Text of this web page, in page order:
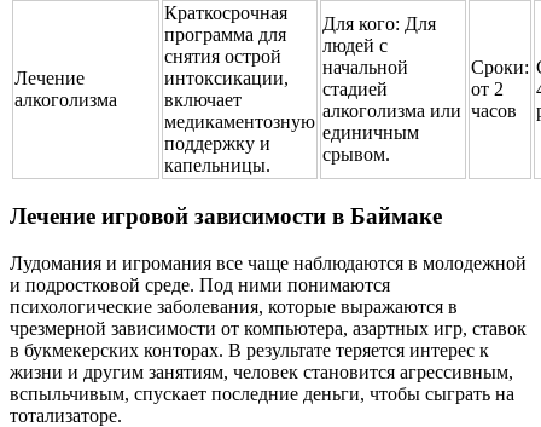
Лечение
алкоголизма
Краткосрочная
программа для
снятия острой
интоксикации,
включает
медикаментозную
поддержку и
капельницы.
Для кого: Для
людей с
начальной
стадией
алкоголизма или
единичным
срывом.
Сроки:
от 2
часов
Лечение игровой зависимости в Баймаке
Лудомания и игромания все чаще наблюдаются в молодежной
и подростковой среде. Под ними понимаются
психологические заболевания, которые выражаются в
чрезмерной зависимости от компьютера, азартных игр, ставок
в букмекерских конторах. В результате теряется интерес к
жизни и другим занятиям, человек становится агрессивным,
вспыльчивым, спускает последние деньги, чтобы сыграть на
тотализаторе.